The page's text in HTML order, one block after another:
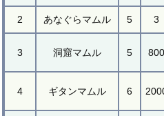
2 あなぐらマムル 5 3
3 洞窟マムル 5 800
4 ギタンマムル 6